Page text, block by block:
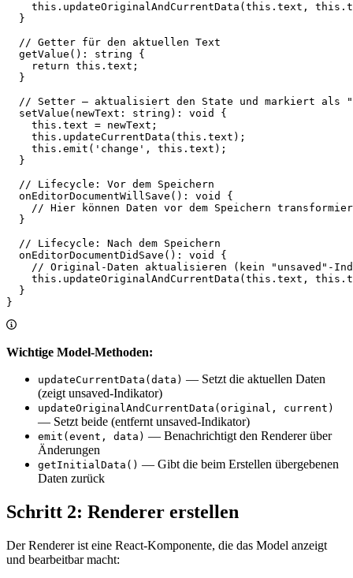
    this
. updateOriginalAndCurrentData ( this .text, this
  }
  // Getter für den aktuellen Text
  getValue
() : string {
    return
this .text;
  }
// Setter — aktualisiert den State und markiert als
  setValue
( newText : string ) : void
{
    this
.text = newText;
    this
. updateCurrentData ( this .text);
    this
. emit ( 'change' , this .text);
  }
  // Lifecycle: Vor dem Speichern
  onEditorDocumentWillSave
() : void
{
// Hier können Daten vor dem Speichern
  }
  // Lifecycle: Nach dem Speichern
  onEditorDocumentDidSave
() : void
{
// Original-Daten aktualisieren (kein "unsaved"-
    this
. updateOriginalAndCurrentData ( this .text, this
  }
}
Wichtige Model-Methoden:
updateCurrentData(data) — Setzt die aktuellen Daten
(zeigt unsaved-Indikator)
updateOriginalAndCurrentData(original, current)
— Setzt beide (entfernt unsaved-Indikator)
emit(event, data) — Benachrichtigt den Renderer über
Änderungen
getInitialData() — Gibt die beim Erstellen übergebenen
Daten zurück
Schritt 2: Renderer erstellen
Der Renderer ist eine React-Komponente, die das Model anzeigt
und bearbeitbar macht: